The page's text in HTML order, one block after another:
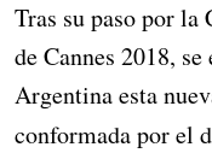
Tras su paso por
de Cannes 2018,
Argentina esta
conformada por el